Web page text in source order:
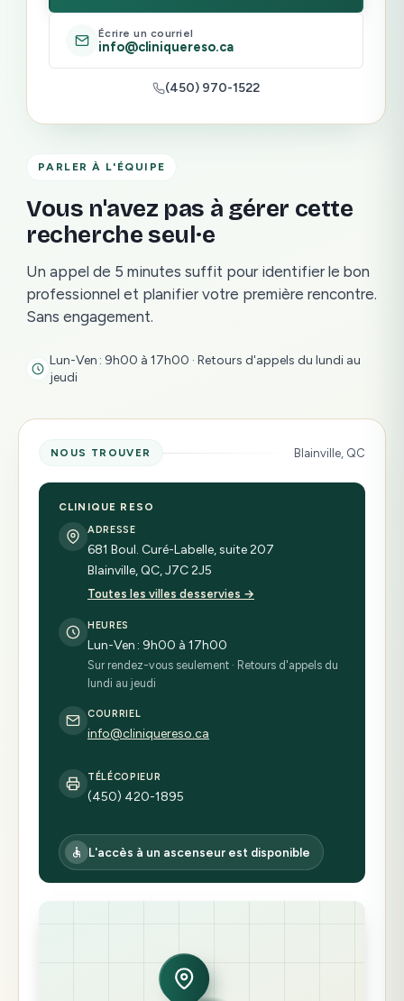
PARLER À L'ÉQUIPE
Vous n'avez pas à gérer cette
recherche seul·e
Un appel de 5 minutes suffit pour identifier le bon
professionnel et planifier votre première rencontre.
Sans engagement.
Lun-Ven : 9h00 à 17h00 · Retours d'appels du lundi au
jeudi
Écrire un courriel
info@cliniquereso.ca
(450) 970-1522
NOUS TROUVER Blainville, QC
CLINIQUE RESO
ADRESSE
681 Boul. Curé-Labelle, suite 207
Blainville, QC, J7C 2J5
Toutes les villes desservies →
HEURES
Lun-Ven : 9h00 à 17h00
Sur rendez-vous seulement · Retours d'appels du
lundi au jeudi
COURRIEL
info@cliniquereso.ca
TÉLÉCOPIEUR
(450) 420-1895
L'accès à un ascenseur est disponible